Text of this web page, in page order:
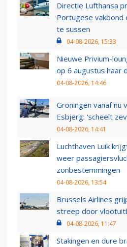
Directie Lufthansa
Portugese vakbond
te sussen
04-08-2026, 15:33
Nieuwe Privium-
op 6 augustus haar
04-08-2026, 14:46
Groningen vanaf nu
Esbjerg: 'scheelt
04-08-2026, 14:41
Luchthaven Luik
weer
zonbestemmingen
04-08-2026, 13:54
Brussels Airlines
streep door
04-08-2026, 11:47
Stakingen en dure